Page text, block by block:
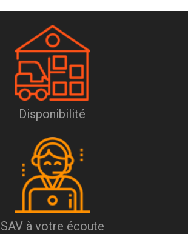
Disponibilité
SAV à votre écoute